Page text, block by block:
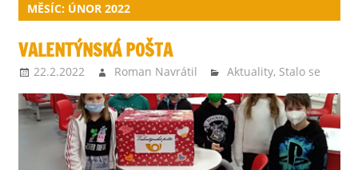
MĚSÍC: ÚNOR 2022
VALENTÝNSKÁ POŠTA
22.2.2022 Roman Navrátil Aktuality, Stalo se